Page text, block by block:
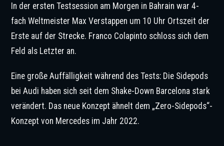
In der ersten Testsession am Morgen in Bahrain war 4-
fach Weltmeister Max Verstappen um 10 Uhr Ortszeit der
Erste auf der Strecke. Franco Colapinto schloss sich dem
Feld als Letzter an.
Eine große Auffälligkeit während des Tests: Die Sidepods
bei Audi haben sich seit dem Shake-Down Barcelona stark
verändert. Das neue Konzept ähnelt dem „Zero-Sidepods“-
Konzept von Mercedes im Jahr 2022.